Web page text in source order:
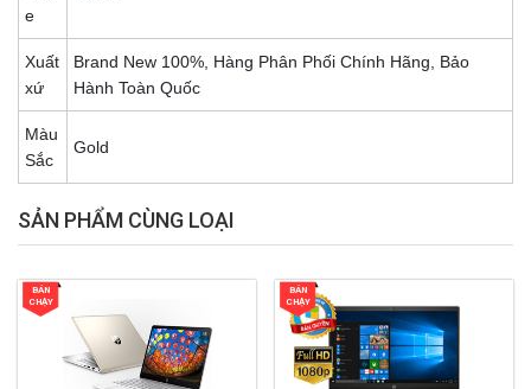
e
Xuất
xứ
Brand New 100%, Hàng Phân Phối Chính Hãng, Bảo
Hành Toàn Quốc
Màu
Sắc
Gold
SẢN PHẨM CÙNG LOẠI
BÁN
CHẠY
BÁN
CHẠY